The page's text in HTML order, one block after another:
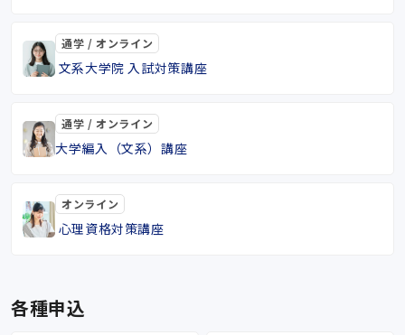
通学 / オンライン
文系大学院 入試対策講座
通学 / オンライン
大学編入（文系）講座
オンライン
心理資格対策講座
各種申込